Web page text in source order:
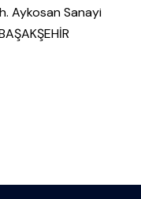
Aykosan Sanayi